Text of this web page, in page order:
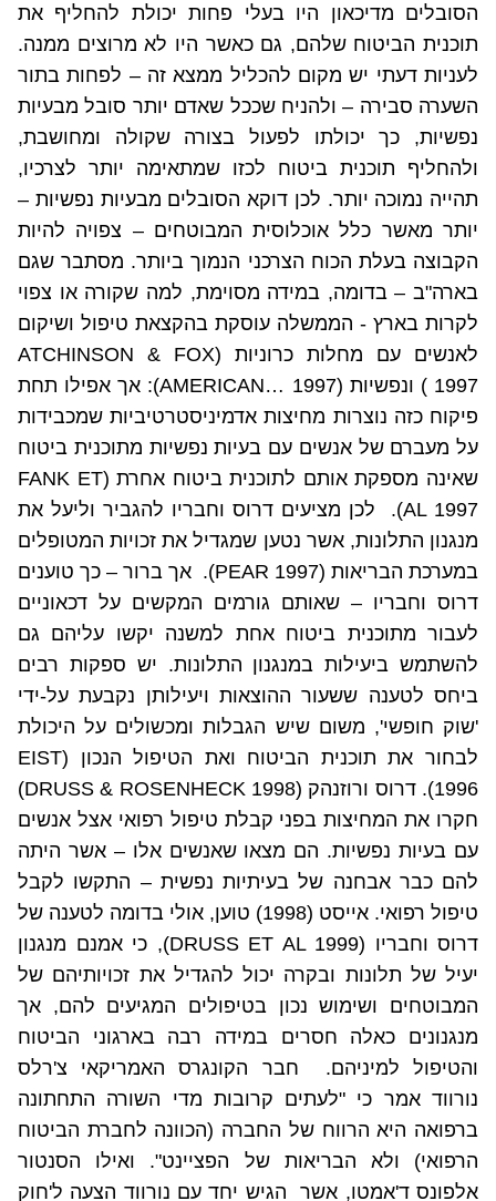
הסובלים מדיכאון היו בעלי פחות יכולת להחליף את
תוכנית הביטוח שלהם, גם כאשר היו לא מרוצים ממנה.
לעניות דעתי יש מקום להכליל ממצא זה – לפחות בתור
השערה סבירה – ולהניח שככל שאדם יותר סובל מבעיות
נפשיות, כך יכולתו לפעול בצורה שקולה ומחושבת,
ולהחליף תוכנית ביטוח לכזו שמתאימה יותר לצרכיו,
תהייה נמוכה יותר. לכן דוקא הסובלים מבעיות נפשיות –
יותר מאשר כלל אוכלוסית המבוטחים – צפויה להיות
הקבוצה בעלת הכוח הצרכני הנמוך ביותר. מסתבר שגם
בארה"ב – בדומה, במידה מסוימת, למה שקורה או צפוי
לקרות בארץ - הממשלה עוסקת בהקצאת טיפול ושיקום
לאנשים עם מחלות כרוניות (ATCHINSON & FOX
1997 ) ונפשיות (AMERICAN… 1997): אך אפילו תחת
פיקוח כזה נוצרות מחיצות אדמיניסטרטיביות שמכבידות
על מעברם של אנשים עם בעיות נפשיות מתוכנית ביטוח
שאינה מספקת אותם לתוכנית ביטוח אחרת (FANK ET
AL 1997
).
לכן מציעים דרוס וחבריו להגביר וליעל את
מנגנון התלונות, אשר נטען שמגדיל את זכויות המטופלים
במערכת הבריאות (PEAR 1997
). אך ברור – כך טוענים
דרוס וחבריו – שאותם גורמים המקשים על דכאוניים
לעבור מתוכנית ביטוח אחת למשנה יקשו עליהם גם
להשתמש ביעילות במנגנון התלונות. יש ספקות רבים
ביחס לטענה ששעור ההוצאות ויעילותן נקבעת על-ידי
'שוק חופשי', משום שיש הגבלות ומכשולים על היכולת
לבחור את תוכנית הביטוח ואת הטיפול הנכון (EIST
1996
).דרוס ורוזנהק (DRUSS & ROSENHECK 1998
)
חקרו את המחיצות בפני קבלת טיפול רפואי אצל אנשים
עם בעיות נפשיות. הם מצאו שאנשים אלו – אשר היתה
להם כבר אבחנה של בעיתיות נפשית – התקשו לקבל
טיפול רפואי. אייסט (1998) טוען, אולי בדומה לטענה של
דרוס וחבריו (1999
DRUSS ET AL), כי אמנם מנגנון
יעיל של תלונות ובקרה יכול להגדיל את זכויותיהם של
המבוטחים ושימוש נכון בטיפולים המגיעים להם, אך
מנגנונים כאלה חסרים במידה רבה בארגוני הביטוח
והטיפול למיניהם.
חבר הקונגרס האמריקאי צ'רלס
נורווד אמר כי "לעתים קרובות מדי השורה התחתונה
ברפואה היא הרווח של החברה (הכוונה לחברת הביטוח
הרפואי) ולא הבריאות של הפציינט". ואילו הסנטור
אלפונס ד'אמטו, אשר
הגיש יחד עם נורווד הצעה ל'חוק